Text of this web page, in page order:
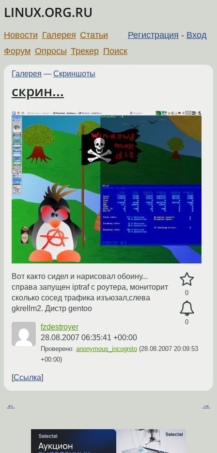
LINUX.ORG.RU
Регистрация - Вход
Новости Галерея Статьи
Форум Опросы Трекер Поиск
Галерея — Скриншоты
скрин...
0
0
Вот както сидел и нарисовал обоину...
справа запущен iptraf с роутера, мониторит
сколько сосед трафика изъюзал,слева
gkrellm2. Дистр gentoo
fzdestroyer
28.08.2007 06:35:41 +00:00
Проверено: anonymous_incognito (28.08.2007 20:09:53
+00:00)
Ссылка
← →